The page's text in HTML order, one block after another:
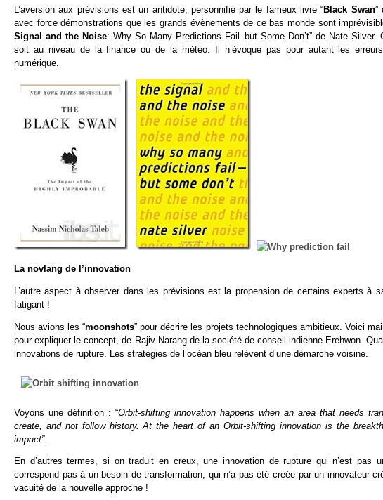
L’aversion aux prévisions est un antidote, personnifié par le fameux livre “Black Swan”
avec force démonstrations que les grands évènements de ce bas monde sont
Signal and the Noise: Why So Many Predictions Fail–but Some Don’t” de Nate
soit au niveau de la finance ou de la météo. Il n’évoque pas pour autant les
numérique.
La novlang de l’innovation
L’autre aspect à observer dans les prévisions est la propension de certains experts à
fatigant !
Nous avions les “moonshots” pour décrire les projets technologiques ambitieux. Voici
pour expliquer le concept, de Rajiv Narang de la société de conseil indienne Erehwon.
innovations de rupture. Les stratégies de l’océan bleu relèvent d’une démarche voisine.
Voyons une définition : “Orbit-shifting innovation happens when an area that needs
create, and not follow history. At the heart of an Orbit-shifting innovation is the
impact”.
En d’autres termes, si on traduit en creux, une innovation de rupture qui n’est pas
correspond pas à un besoin de transformation, qui n’a pas été créée par un innovateur
vacuité de la nouvelle approche !